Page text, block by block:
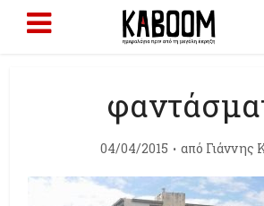
04/04/2015 από Γιάννης